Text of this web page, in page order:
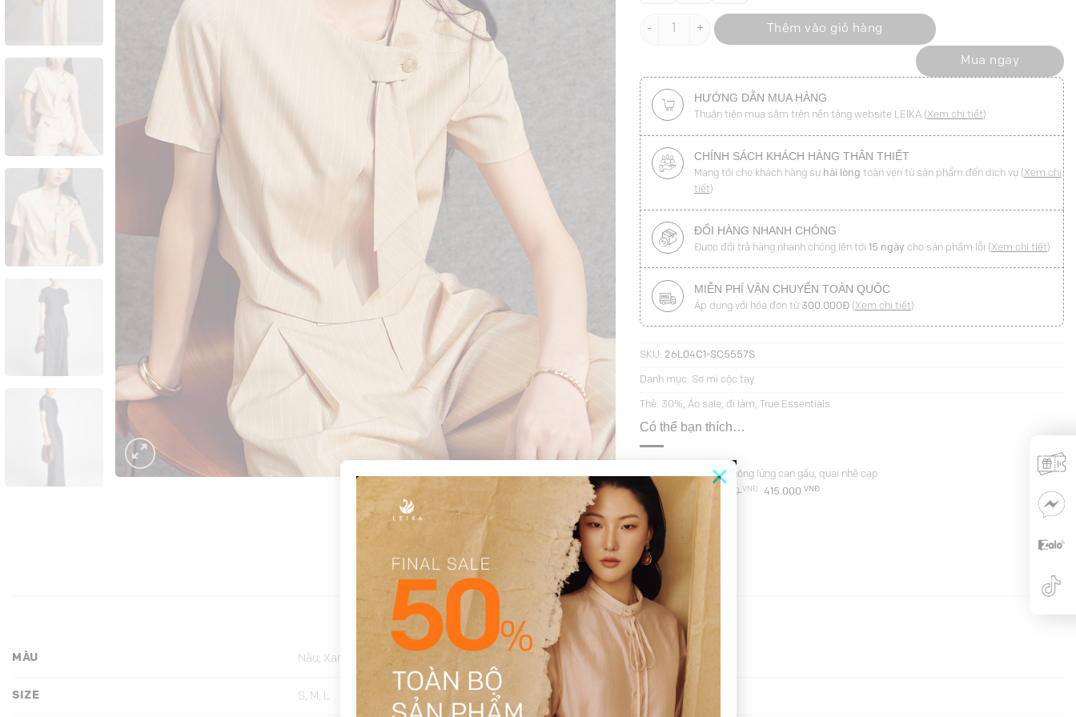
×
Sơ mi kiểu croptop cổ cài lệch đính nơ số lượng
Thêm vào giỏ hàng
Mua ngay
HƯỚNG DẪN MUA HÀNG
Thuận tiện mua sắm trên nền tảng website LEIKA (Xem chi tiết)
CHÍNH SÁCH KHÁCH HÀNG THÂN THIẾT
Mang tới cho khách hàng sự hài lòng toàn vẹn từ sản phẩm đến dịch vụ (Xem chi
tiết)
ĐỔI HÀNG NHANH CHÓNG
Được đổi trả hàng nhanh chóng lên tới 15 ngày cho sản phẩm lỗi (Xem chi tiết)
MIỄN PHÍ VẬN CHUYỂN TOÀN QUỐC
Áp dụng với hóa đơn từ 300.000Đ(Xem chi tiết)
SKU: 26L04C1-SC5557S
Danh mục: Sơ mi cộc tay
Thẻ: 30%, Áo sale, đi làm, True Essentials
Có thể bạn thích…
Quần suông lửng can gấu, quai nhê cạp
829.000VNĐ
Giá
415.000 VNĐGiá
THÔNG TIN BỔ SUNG ĐÁNH GIÁ (27)
MÀU Nâu, Xanh Dương
SIZE S, M, L